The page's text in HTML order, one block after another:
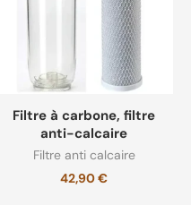
Filtre à carbone, filtre
anti-calcaire
Filtre anti calcaire
42,90€